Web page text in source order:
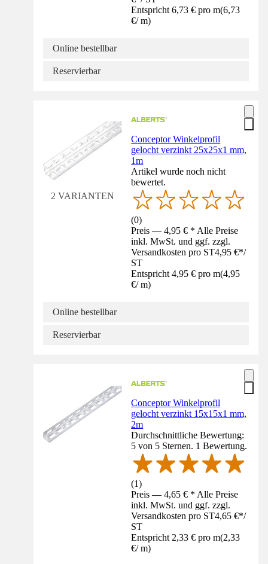
Entspricht 6,73 € pro m(6,73
€/ m)
Online bestellbar
Reservierbar
2 VARIANTEN
Conceptor Winkelprofil
gelocht verzinkt 25x25x1 mm,
1m
Artikel wurde noch nicht
bewertet.
(0)
Preis — 4,95 € * Alle Preise
inkl. MwSt. und ggf. zzgl.
Versandkosten pro ST4,95 €*/
ST
Entspricht 4,95 € pro m(4,95
€/ m)
Online bestellbar
Reservierbar
Conceptor Winkelprofil
gelocht verzinkt 15x15x1 mm,
2m
Durchschnittliche Bewertung:
5 von 5 Sternen. 1 Bewertung.
(1)
Preis — 4,65 € * Alle Preise
inkl. MwSt. und ggf. zzgl.
Versandkosten pro ST4,65 €*/
ST
Entspricht 2,33 € pro m(2,33
€/ m)